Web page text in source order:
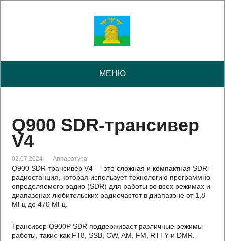
МЕНЮ
Q900 SDR-трансивер
V4
02.07.2024 Аппаратура
Q900 SDR-трансивер V4 — это сложная и компактная SDR-
радиостанция, которая использует технологию программно-
определяемого радио (SDR) для работы во всех режимах и
диапазонах любительских радиочастот в диапазоне от 1,8
МГц до 470 МГц.
Трансивер Q900P SDR поддерживает различные режимы
работы, такие как FT8, SSB, CW, AM, FM, RTTY и DMR.